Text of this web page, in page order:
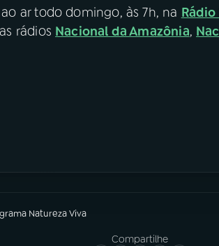
ar todo domingo, às 7h, na
rádios Nacional da Amazônia,
Natureza Viva
Compartilhe